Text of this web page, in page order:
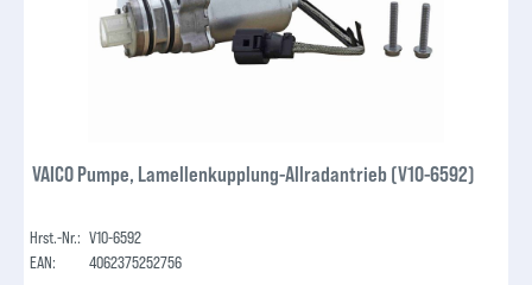
VAICO Pumpe, Lamellenkupplung-Allradantrieb (V10-6592)
Hrst.-Nr.: V10-6592
EAN:
4062375252756